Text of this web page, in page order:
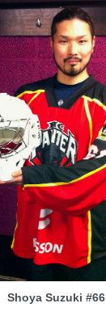
Shoya Suzuki #66